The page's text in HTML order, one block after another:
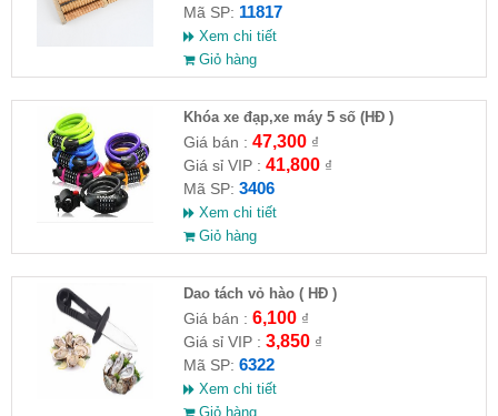
Mã SP: 11817
Xem chi tiết
Giỏ hàng
Khóa xe đạp,xe máy 5 số (HĐ )
Giá bán : 47,300₫
Giá sỉ VIP : 41,800₫
Mã SP: 3406
Xem chi tiết
Giỏ hàng
Dao tách vỏ hào ( HĐ )
Giá bán : 6,100₫
Giá sỉ VIP : 3,850₫
Mã SP: 6322
Xem chi tiết
Giỏ hàng